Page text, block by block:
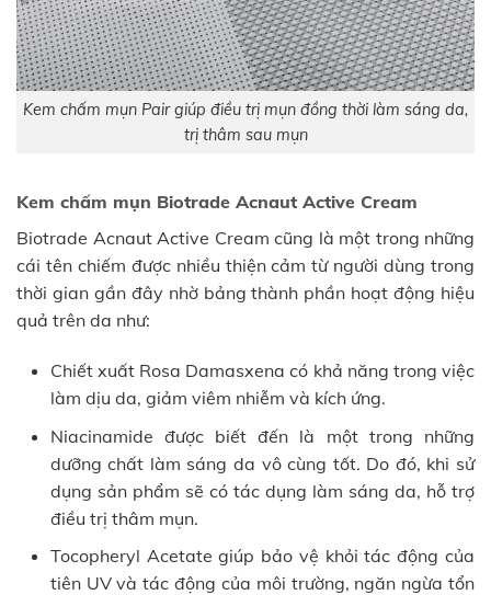
Kem chấm mụn Pair giúp điều trị mụn đồng thời làm sáng da,
trị thâm sau mụn
Kem chấm mụn Biotrade Acnaut Active Cream
Biotrade Acnaut Active Cream cũng là một trong những
cái tên chiếm được nhiều thiện cảm từ người dùng trong
thời gian gần đây nhờ bảng thành phần hoạt động hiệu
quả trên da như:
Chiết xuất Rosa Damasxena có khả năng trong việc
làm dịu da, giảm viêm nhiễm và kích ứng.
Niacinamide được biết đến là một trong những
dưỡng chất làm sáng da vô cùng tốt. Do đó, khi sử
dụng sản phẩm sẽ có tác dụng làm sáng da, hỗ trợ
điều trị thâm mụn.
Tocopheryl Acetate giúp bảo vệ khỏi tác động của
tiên UV và tác động của môi trường, ngăn ngừa tổn